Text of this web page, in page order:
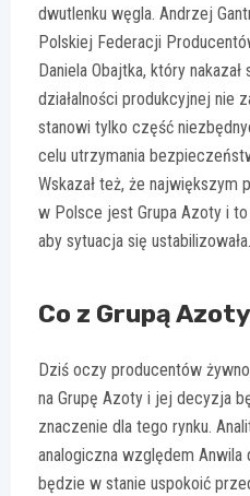
dwutlenku węgla. Andrzej
Polskiej Federacji
Daniela Obajtka, który
działalności produkcyjnej nie
stanowi tylko część
celu utrzymania
Wskazał też, że największym
w Polsce jest Grupa Azoty i
aby sytuacja się ustabilizowała.
Co z Grupą
Dziś oczy producentów
na Grupę Azoty i jej decyzja
znaczenie dla tego rynku.
analogiczna względem
będzie w stanie uspokoić